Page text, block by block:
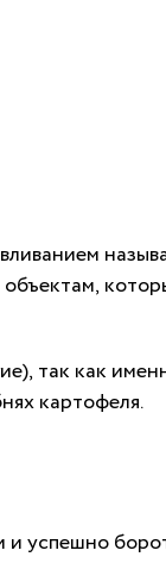
так как
картофеля.
успешно